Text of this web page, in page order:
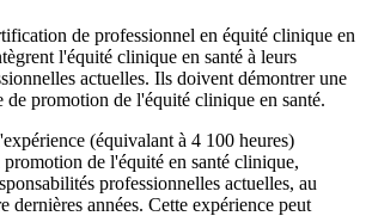
de professionnel en équité clinique en
l'équité clinique en santé à leurs
actuelles. Ils doivent démontrer une
de promotion de l'équité clinique en santé.
(équivalant à 4 100 heures)
promotion de l'équité en santé clinique,
professionnelles actuelles, au
dernières années. Cette expérience peut